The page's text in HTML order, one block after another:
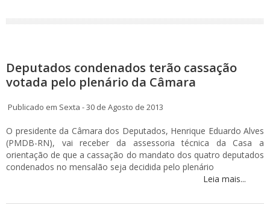
Deputados condenados terão cassação
votada pelo plenário da Câmara
Publicado em Sexta - 30 de Agosto de 2013
O presidente da Câmara dos Deputados, Henrique Eduardo Alves
(PMDB-RN), vai receber da assessoria técnica da Casa a
orientação de que a cassação do mandato dos quatro deputados
condenados no mensalão seja decidida pelo plenário
Leia mais...